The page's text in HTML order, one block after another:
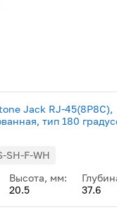
Jack RJ-45(8P8C),
тип 180
SH-F-WH
Высота, мм:
20.5
37.6